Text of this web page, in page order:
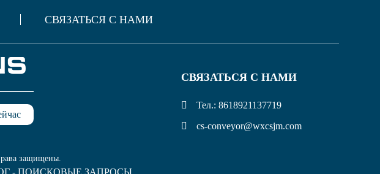
СВЯЗАТЬСЯ С НАМИ
СВЯЗАТЬСЯ С НАМИ
Тел.: 8618921137719
cs-conveyor@wxcsjm.com
защищены.
- ПОИСКОВЫЕ ЗАПРОСЫ